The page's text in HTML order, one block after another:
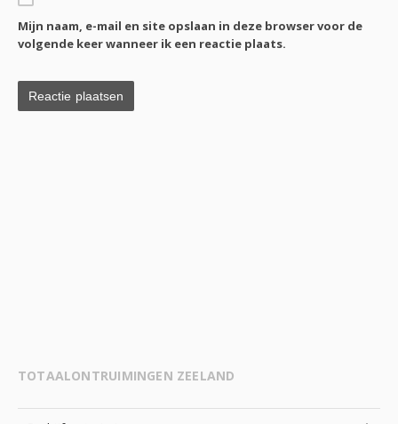
Mijn naam, e-mail en site opslaan in deze browser voor de
volgende keer wanneer ik een reactie plaats.
TOTAALONTRUIMINGEN ZEELAND